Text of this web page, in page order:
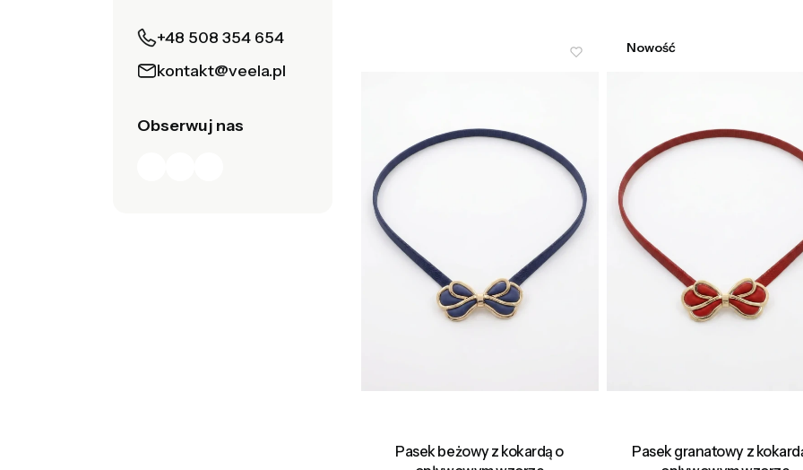
+48 508 354 654
kontakt@veela.pl
Obserwuj nas
Pasek beżowy z kokardą o
Nowość
Pasek granatowy z